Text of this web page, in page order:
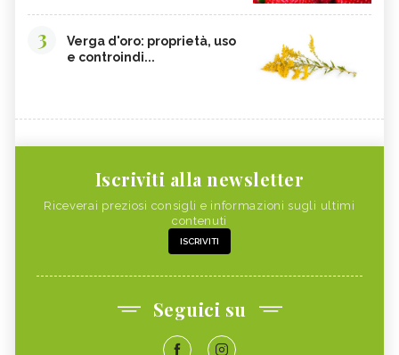
3
Verga d'oro: proprietà, uso
e controindi...
Iscriviti alla newsletter
Riceverai preziosi consigli e informazioni sugli ultimi
contenuti
ISCRIVITI
Seguici su